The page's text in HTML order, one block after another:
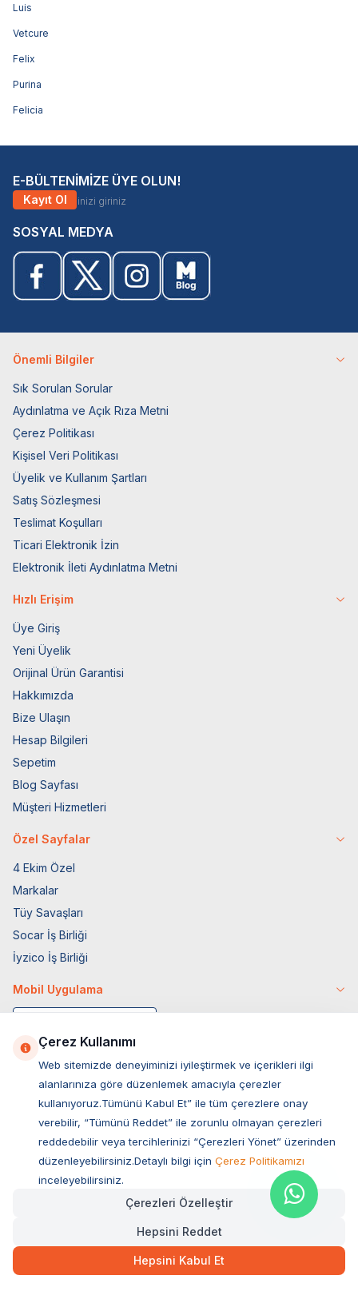
243,00TL Hızlı Teslimat
SEPETE EKLE
Luis
Vetcure
Felix
Purina
Felicia
E-BÜLTENİMİZE ÜYE OLUN!
Kayıt Ol
SOSYAL MEDYA
Önemli Bilgiler
Sık Sorulan Sorular
Aydınlatma ve Açık Rıza Metni
Çerez Politikası
Kişisel Veri Politikası
Üyelik ve Kullanım Şartları
Satış Sözleşmesi
Teslimat Koşulları
Ticari Elektronik İzin
Elektronik İleti Aydınlatma Metni
Hızlı Erişim
Üye Giriş
Yeni Üyelik
Orijinal Ürün Garantisi
Hakkımızda
Bize Ulaşın
Hesap Bilgileri
Sepetim
Blog Sayfası
Müşteri Hizmetleri
Özel Sayfalar
4 Ekim Özel
Markalar
Tüy Savaşları
Socar İş Birliği
İyzico İş Birliği
Mobil Uygulama
Müşteri Hizmetleri
Sıkça Sorulan Sorular
Ovacık Mah. Hacıoğlu Sok. No:13 Başiskele / KOCAELİ
Müşteri Destek Hattı
Çerez Kullanımı
Web sitemizde deneyiminizi iyileştirmek ve içerikleri ilgi
alanlarınıza göre düzenlemek amacıyla çerezler
kullanıyoruz.Tümünü Kabul Et” ile tüm çerezlere onay
verebilir, “Tümünü Reddet” ile zorunlu olmayan çerezleri
reddedebilir veya tercihlerinizi “Çerezleri Yönet” üzerinden
düzenleyebilirsiniz.Detaylı bilgi için Çerez Politikamızı
inceleyebilirsiniz.
Çerezleri Özelleştir
Hepsini Reddet
Hepsini Kabul Et